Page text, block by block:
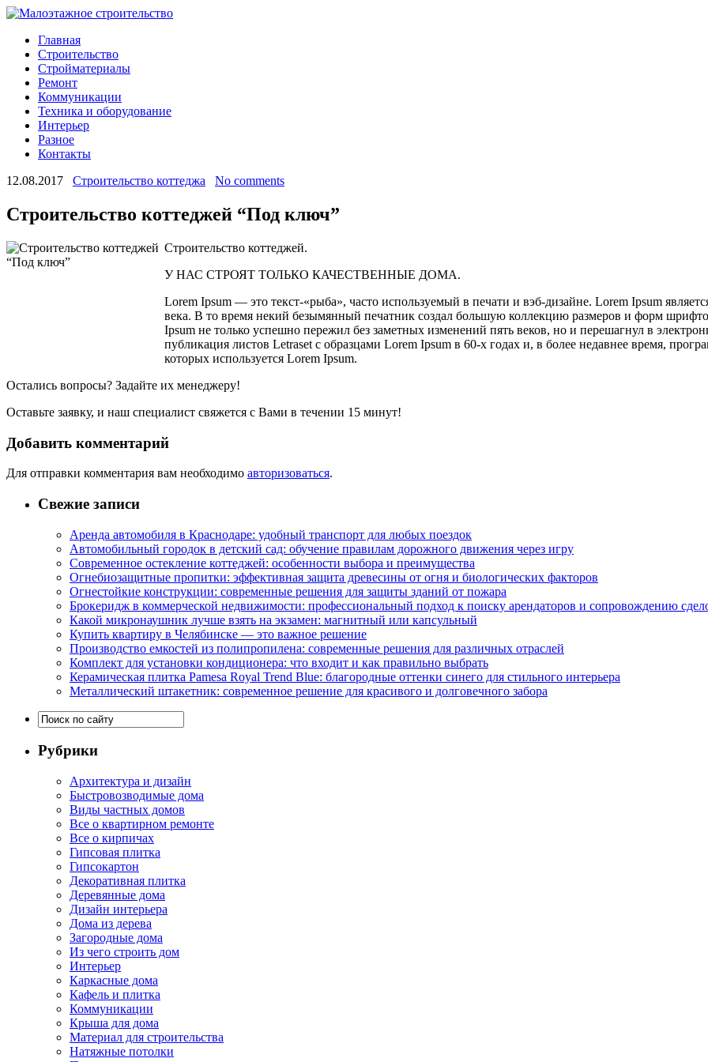
Главная
Строительство
Стройматериалы
Ремонт
Коммуникации
Техника и оборудование
Интерьер
Разное
Контакты
12.08.2017
Строительство коттеджа No comments
Строительство коттеджей “Под ключ”
Строительство коттеджей.
У НАС СТРОЯТ ТОЛЬКО КАЧЕСТВЕННЫЕ ДОМА.
Lorem Ipsum — это текст-«рыба», часто используемый в печати и вэб-дизайне. Lorem Ipsum
века. В то время некий безымянный печатник создал большую коллекцию размеров и форм
Ipsum не только успешно пережил без заметных изменений пять веков, но и перешагнул в
публикация листов Letraset с образцами Lorem Ipsum в 60-х годах и, в более недавнее время,
которых используется Lorem Ipsum.
Остались вопросы? Задайте их менеджеру!
Оставьте заявку, и наш специалист свяжется с Вами в течении 15 минут!
Добавить комментарий
Для отправки комментария вам необходимо авторизоваться.
Свежие записи
Аренда автомобиля в Краснодаре: удобный транспорт для любых поездок
Автомобильный городок в детский сад: обучение правилам дорожного движения через игру
Современное остекление коттеджей: особенности выбора и преимущества
Огнебиозащитные пропитки: эффективная защита древесины от огня и биологических факторов
Огнестойкие конструкции: современные решения для защиты зданий от пожара
Брокеридж в коммерческой недвижимости: профессиональный подход к поиску арендаторов и сопровождению
Какой микронаушник лучше взять на экзамен: магнитный или капсульный
Купить квартиру в Челябинске — это важное решение
Производство емкостей из полипропилена: современные решения для различных отраслей
Комплект для установки кондиционера: что входит и как правильно выбрать
Керамическая плитка Pamesa Royal Trend Blue: благородные оттенки синего для стильного интерьера
Металлический штакетник: современное решение для красивого и долговечного забора
Рубрики
Архитектура и дизайн
Быстровозводимые дома
Виды частных домов
Все о квартирном ремонте
Все о кирпичах
Гипсовая плитка
Гипсокартон
Декоративная плитка
Деревянные дома
Дизайн интерьера
Дома из дерева
Загородные дома
Из чего строить дом
Интерьер
Каркасные дома
Кафель и плитка
Коммуникации
Крыша для дома
Материал для строительства
Натяжные потолки